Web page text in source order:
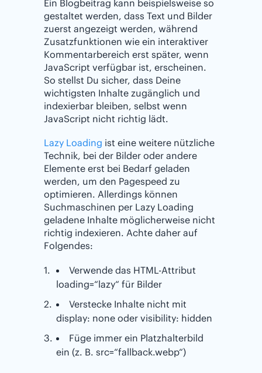
Ein Blogbeitrag kann beispielsweise so
gestaltet werden, dass Text und Bilder
zuerst angezeigt werden, während
Zusatzfunktionen wie ein interaktiver
Kommentarbereich erst später, wenn
JavaScript verfügbar ist, erscheinen.
So stellst Du sicher, dass Deine
wichtigsten Inhalte zugänglich und
indexierbar bleiben, selbst wenn
JavaScript nicht richtig lädt.
Lazy Loading ist eine weitere nützliche
Technik, bei der Bilder oder andere
Elemente erst bei Bedarf geladen
werden, um den Pagespeed zu
optimieren. Allerdings können
Suchmaschinen per Lazy Loading
geladene Inhalte möglicherweise nicht
richtig indexieren. Achte daher auf
Folgendes:
Verwende das HTML-Attribut
loading=“lazy“ für Bilder
Verstecke Inhalte nicht mit
display: none oder visibility: hidden
Füge immer ein Platzhalterbild
ein (z. B. src=“fallback.webp“)